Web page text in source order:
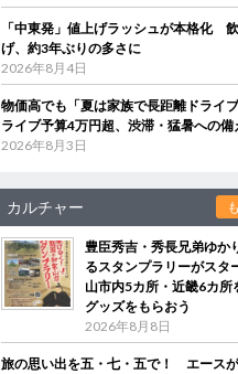
「中東発」値上げラッシュが本格化
げ、約3年ぶりの多さに
2026年8月4日
物価高でも「夏は家族で長距離ドライ
ライブ予算4万円超、渋滞・猛暑への備
2026年8月3日
カルチャー
豊臣秀吉・秀長兄弟ゆか
るスタンプラリーがス
山市内5カ所・近畿6カ所
グッズをもらおう
2026年8月8日
旅の思い出を五・七・五で！ エース